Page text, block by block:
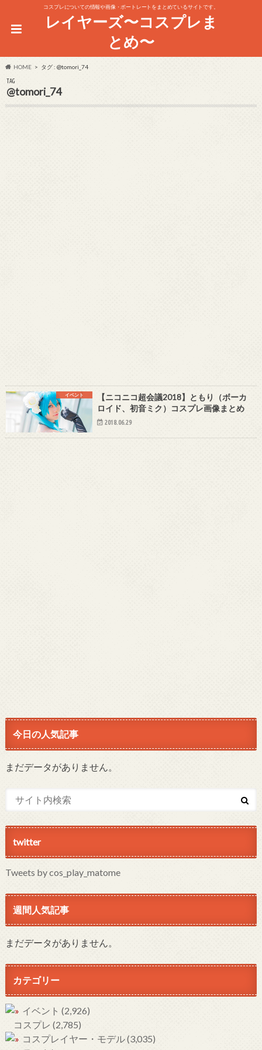
コスプレについての情報や画像・ポートレートをまとめているサイトです。
レイヤーズ〜コスプレま
とめ〜
HOME タグ : @tomori_74
TAG
@tomori_74
イベント
【ニコニコ超会議2018】ともり（ボーカ
ロイド、初音ミク）コスプレ画像まとめ
2018.06.29
今日の人気記事
まだデータがありません。
twitter
Tweets by cos_play_matome
週間人気記事
まだデータがありません。
カテゴリー
イベント (2,926)
コスプレ (2,785)
コスプレイヤー・モデル(3,035)